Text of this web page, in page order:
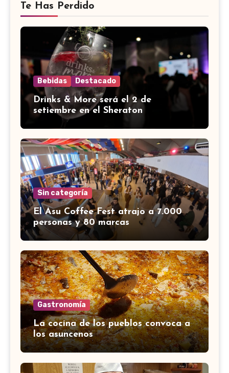
Te Has Perdido
Bebidas Destacado
Drinks & More será el 2 de
setiembre en el Sheraton
Sin categoría
El Asu Coffee Fest atrajo a 7.000
personas y 80 marcas
Gastronomía
La cocina de los pueblos convoca a
los asuncenos